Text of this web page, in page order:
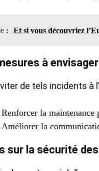
: Et si vous découvriez
à envisager
de tels incidents à
Renforcer la maintenance
Améliorer la
sur la sécurité